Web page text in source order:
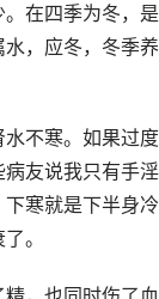
在四季为冬，
，应冬，冬季养
不寒。如果过
友说我只有手
寒就是下半身冷
。